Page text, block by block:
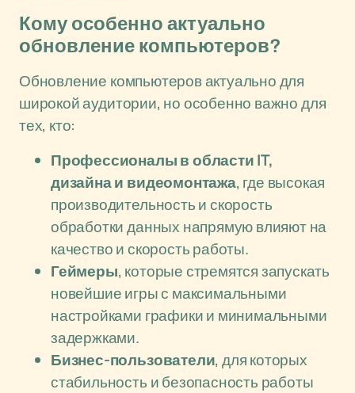
Кому особенно актуально
обновление компьютеров?
Обновление компьютеров актуально для
широкой аудитории, но особенно важно для
тех, кто:
Профессионалы в области IT,
дизайна и видеомонтажа, где высокая
производительность и скорость
обработки данных напрямую влияют на
качество и скорость работы.
Геймеры, которые стремятся запускать
новейшие игры с максимальными
настройками графики и минимальными
задержками.
Бизнес-пользователи, для которых
стабильность и безопасность работы